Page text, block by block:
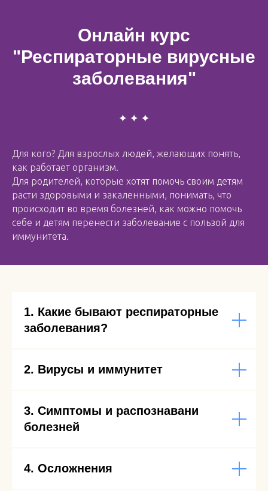
Онлайн курс
"Респираторные вирусные
заболевания"
Для кого? Для взрослых людей, желающих понять,
как работает организм.
Для родителей, которые хотят помочь своим детям
расти здоровыми и закаленными, понимать, что
происходит во время болезней, как можно помочь
себе и детям перенести заболевание с пользой для
иммунитета.
1. Какие бывают респираторные
заболевания?
2. Вирусы и иммунитет
3. Симптомы и распознавани
болезней
4. Осложнения